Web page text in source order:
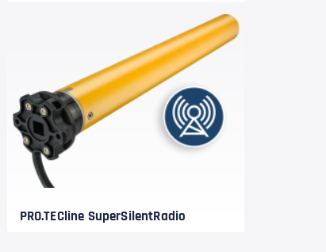
PRO.TECline SuperSilentRadio